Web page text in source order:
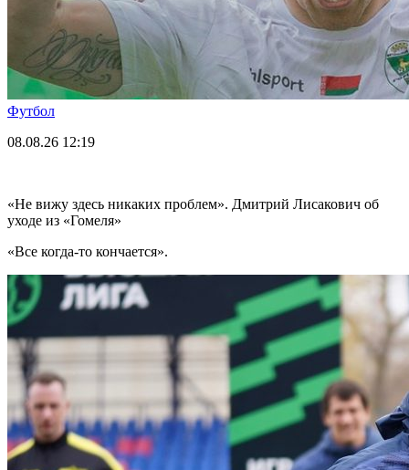
Футбол
08.08.26 12:19
«Не вижу здесь никаких проблем». Дмитрий Лисакович об
уходе из «Гомеля»
«Все когда-то кончается».